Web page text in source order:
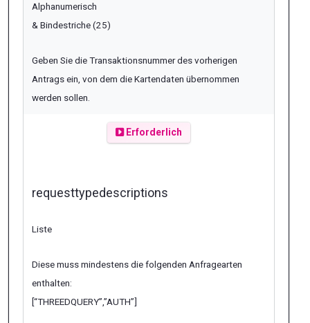
Alphanumerisch
& Bindestriche (25)
Geben Sie die Transaktionsnummer des vorherigen
Antrags ein, von dem die Kartendaten übernommen
werden sollen.
Erforderlich
requesttypedescriptions
Liste
Diese muss mindestens die folgenden Anfragearten
enthalten:
[“THREEDQUERY”,”AUTH”]